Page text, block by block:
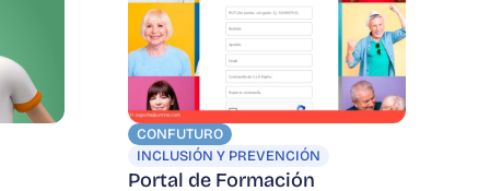
CONFUTURO
INCLUSIÓN Y PREVENCIÓN
Portal de Formación